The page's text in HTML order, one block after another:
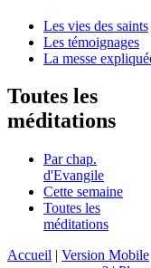
Les vies des saints
Les témoignages
La messe
Toutes les
méditations
Par chap.
d'Evangile
Cette semaine
Toutes les
méditations
Accueil | Version Mobile